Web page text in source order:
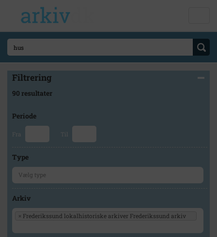
Filtrering
90 resultater
Periode
Fra Til
Type
Arkiv
× Frederikssund lokalhistoriske arkiver Frederikssund arkiv